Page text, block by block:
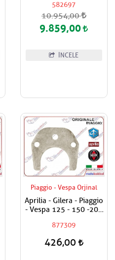
Alarm Sistemi
582697
10.954,00
9.859,00
İNCELE
Piaggio - Vespa Orjinal
Aprilia - Gilera - Piaggio
- Vespa 125 - 150 -200
Mili Ara Hilali
877309
426,00